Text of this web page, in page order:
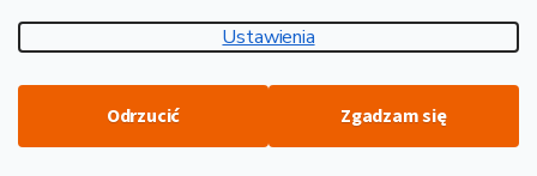
Ustawienia
Odrzucić Zgadzam się
Opracował Shoptet